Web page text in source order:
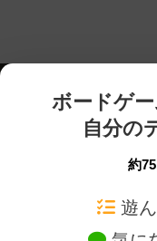
ボードゲ
自分の
約
遊